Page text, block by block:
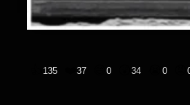
135 37 0 34 0